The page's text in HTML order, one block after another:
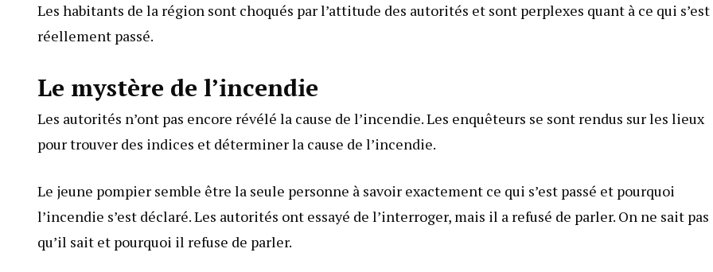
Les habitants de la région sont choqués par l’attitude des autorités et sont perplexes quant à ce qui s’est
réellement passé.
Le mystère de l’incendie
Les autorités n’ont pas encore révélé la cause de l’incendie. Les enquêteurs se sont rendus sur les lieux
pour trouver des indices et déterminer la cause de l’incendie.
Le jeune pompier semble être la seule personne à savoir exactement ce qui s’est passé et pourquoi
l’incendie s’est déclaré. Les autorités ont essayé de l’interroger, mais il a refusé de parler. On ne sait pas
qu’il sait et pourquoi il refuse de parler.